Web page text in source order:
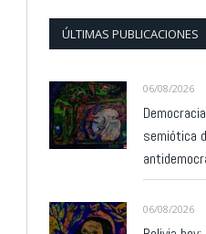
ÚLTIMAS PUBLICACIONES
06/08/2026
semiótica
06/08/2026